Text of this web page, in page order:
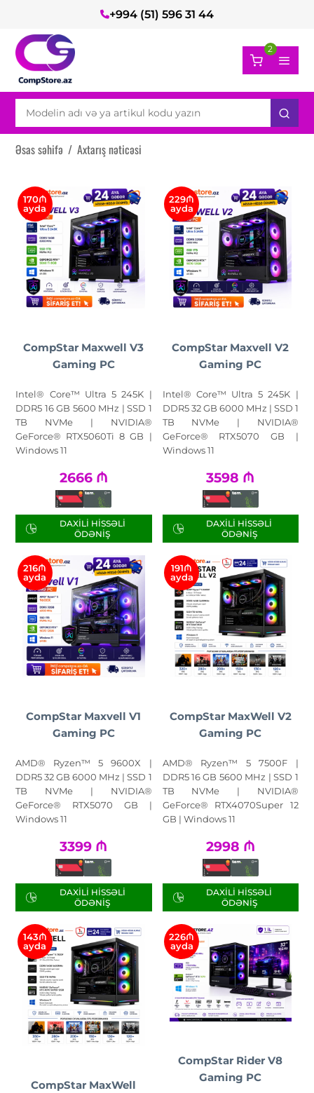
+994 (51) 596 31 44
2
Əsas səhifə / Axtarış nəticəsi
170₼
ayda
CompStar Maxwell V3
Gaming PC
Intel® Core™ Ultra 5 245K |
DDR5 16 GB 5600 MHz | SSD 1
TB NVMe | NVIDIA®
GeForce® RTX5060Ti 8 GB |
Windows 11
2666 ₼
DAXILI HISSƏLI
ÖDƏNIŞ
229₼
ayda
CompStar Maxvell V2
Gaming PC
Intel® Core™ Ultra 5 245K |
DDR5 32 GB 6000 MHz | SSD 1
TB NVMe | NVIDIA®
GeForce® RTX5070 GB |
Windows 11
3598 ₼
DAXILI HISSƏLI
ÖDƏNIŞ
216₼
ayda
CompStar Maxvell V1
Gaming PC
AMD® Ryzen™ 5 9600X |
DDR5 32 GB 6000 MHz | SSD 1
TB NVMe | NVIDIA®
GeForce® RTX5070 GB |
Windows 11
3399 ₼
DAXILI HISSƏLI
ÖDƏNIŞ
191₼
ayda
CompStar MaxWell V2
Gaming PC
AMD® Ryzen™ 5 7500F |
DDR5 16 GB 5600 MHz | SSD 1
TB NVMe | NVIDIA®
GeForce® RTX4070Super 12
GB | Windows 11
2998 ₼
DAXILI HISSƏLI
ÖDƏNIŞ
143₼
ayda
CompStar MaxWell
226₼
ayda
CompStar Rider V8
Gaming PC